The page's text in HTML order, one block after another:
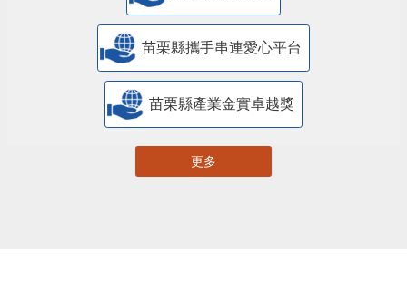
苗栗縣攜手串連愛心平台
苗栗縣產業金實卓越獎
更多